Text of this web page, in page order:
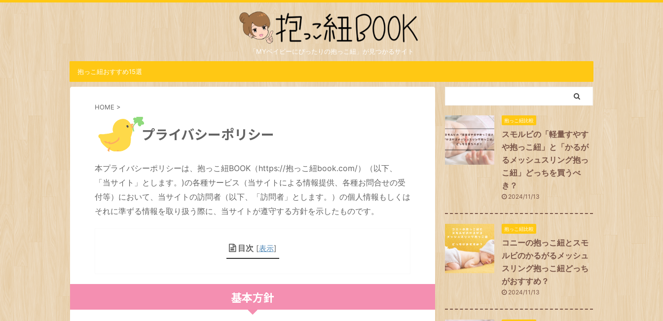
「MYベイビーにぴったりの抱っこ紐」が見つかるサイト
抱っこ紐おすすめ15選
HOME >
プライバシーポリシー
本プライバシーポリシーは、抱っこ紐BOOK（https://抱っこ紐book.com/）（以下、
「当サイト」とします。)の各種サービス（当サイトによる情報提供、各種お問合せの受
付等）において、当サイトの訪問者（以下、「訪問者」とします。）の個人情報もしくは
それに準ずる情報を取り扱う際に、当サイトが遵守する方針を示したものです。
目次 [表示]
基本方針
抱っこ紐比較
スモルビの「軽量すやす
や抱っこ紐」と「かるが
るメッシュスリング抱っ
こ紐」どっちを買うべ
き？
2024/11/13
抱っこ紐比較
コニーの抱っこ紐とスモ
ルビのかるがるメッシュ
スリング抱っこ紐どっち
がおすすめ？
2024/11/13